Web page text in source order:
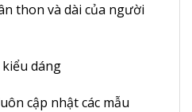
thon và dài của người
dáng
cập nhật các mẫu